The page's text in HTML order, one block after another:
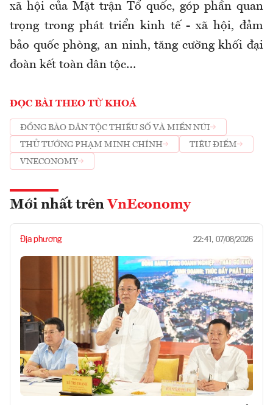
xã hội của Mặt trận Tổ quốc, góp phần quan
trọng trong phát triển kinh tế - xã hội, đảm
bảo quốc phòng, an ninh, tăng cường khối đại
đoàn kết toàn dân tộc…
ĐỌC BÀI THEO TỪ KHOÁ
ĐỒNG BÀO DÂN TỘC THIỂU SỐ VÀ MIỀN NÚI
THỦ TƯỚNG PHẠM MINH CHÍNH
TIÊU ĐIỂM
VNECONOMY
Mới nhất trên VnEconomy
Địa phương 22:41, 07/08/2026